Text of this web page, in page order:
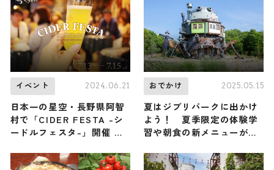
開催
イベント 2024.06.21
日本一の星空・長野県阿智
村で「CIDER FESTA -シ
ードルフェスタ-」開催 個
ビールを飲み比べ
おでかけ 2025.05.15
夏はジブリパークに出かけ
よう！ 夏季限定の体験学
習や朝食の新メニューが登